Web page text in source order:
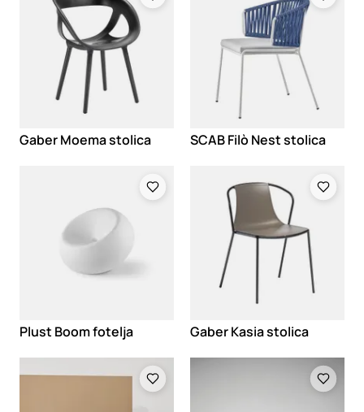
Gaber Moema stolica
SCAB Filò Nest stolica
Plust Boom fotelja
Gaber Kasia stolica